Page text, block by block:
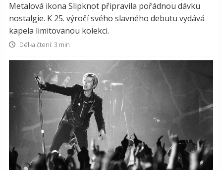
Metalová ikona Slipknot připravila pořádnou dávku
nostalgie. K 25. výročí svého slavného debutu vydává
kapela limitovanou kolekci.
Délka čtení: 3 min